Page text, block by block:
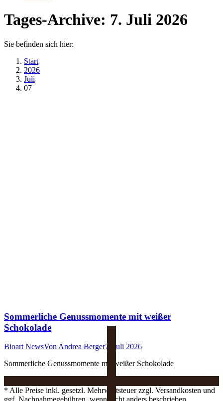
Tages-Archive: 7. Juli 2026
Sie befinden sich hier:
Start
2026
Juli
07
Sommerliche Genussmomente mit weißer
Schokolade
Bioart NewsVon Andrea Berger7. Juli 2026
Sommerliche Genussmomente mit weißer Schokolade
* Alle Preise inkl. gesetzl. Mehrwertsteuer zzgl. Versandkosten und